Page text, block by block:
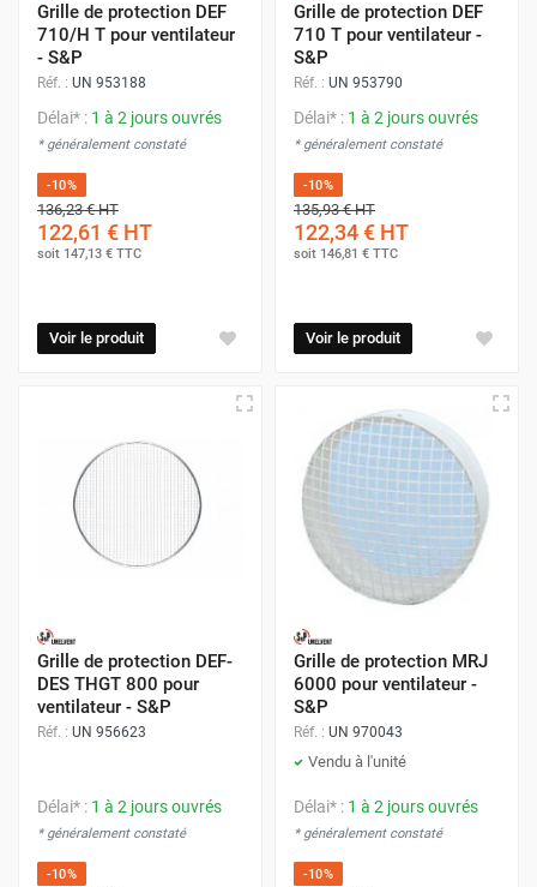
Grille de protection DEF
710/H T pour ventilateur
- S&P
Réf. : UN 953188
Délai* : 1 à 2 jours ouvrés
* généralement constaté
-10%
136,23 €HT
122,61 € HT
soit 147,13 € TTC
Voir le produit
Grille de protection DEF
710 T pour ventilateur -
S&P
Réf. : UN 953790
Délai* : 1 à 2 jours ouvrés
* généralement constaté
-10%
135,93 €HT
122,34 € HT
soit 146,81 € TTC
Voir le produit
Grille de protection DEF-
DES THGT 800 pour
ventilateur - S&P
Réf. : UN 956623
Délai* : 1 à 2 jours ouvrés
* généralement constaté
-10%
Grille de protection MRJ
6000 pour ventilateur -
S&P
Réf. : UN 970043
Vendu à l'unité
Délai* : 1 à 2 jours ouvrés
* généralement constaté
-10%